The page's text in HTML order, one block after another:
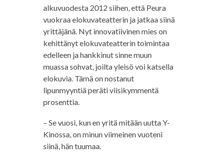
alkuvuodesta 2012 siihen, että Peura
vuokraa elokuvateatterin ja jatkaa siinä
yrittäjänä. Nyt innovatiivinen mies on
kehittänyt elokuvateatterin toimintaa
edelleen ja hankkinut sinne muun
muassa sohvat, joilta yleisö voi katsella
elokuvia. Tämä on nostanut
lipunmyyntiä peräti viisikymmentä
prosenttia.
– Se vuosi, kun en yritä mitään uutta Y-
Kinossa, on minun viimeinen vuoteni
siinä, hän tuumaa.